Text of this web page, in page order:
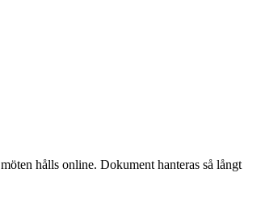
hålls online. Dokument hanteras så långt